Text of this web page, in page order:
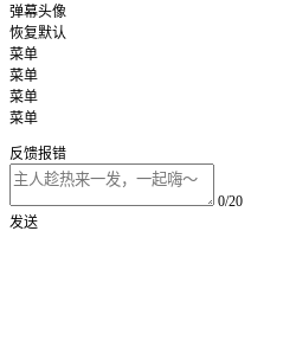
弹幕头像
恢复默认
菜单
菜单
菜单
菜单
反馈报错
0/20
发送